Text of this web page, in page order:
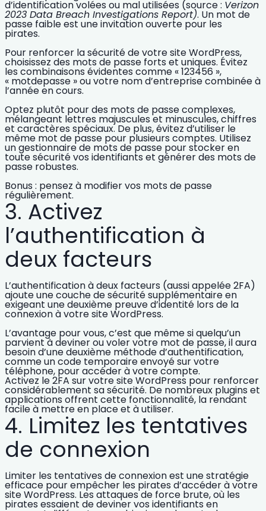
d’identification volées ou mal utilisées (source : Verizon
2023 Data Breach Investigations Report). Un mot de
passe faibleest une invitation ouverte pour les
pirates.
Pour renforcer la sécurité de votre site WordPress,
choisissez des mots de passe forts et uniques. Évitez
les combinaisons évidentes comme « 123456 »,
« motdepasse » ou votre nom d’entreprise combinée à
l’année en cours.
Optez plutôt pour des mots de passe complexes,
mélangeant lettres majuscules et minuscules, chiffres
et caractères spéciaux. De plus, évitez d’utiliser le
même mot de passe pour plusieurs comptes. Utilisez
ungestionnaire de mots de passe pour stocker en
toute sécurité vos identifiants et générer des mots de
passe robustes.
Bonus : pensez à modifier vos mots de passe
régulièrement.
3. Activez
l’authentification à
deux facteurs
L’authentification à deux facteurs (aussi appelée 2FA)
ajoute une couche de sécurité supplémentaire en
exigeant une deuxième preuve d’identité lors de la
connexion à votre site WordPress.
L’avantage pour vous, c’est que même si quelqu’un
parvient à deviner ou voler votre mot de passe, il aura
besoin d’une deuxième méthode d’authentification,
comme un code temporaire envoyé sur votre
téléphone, pour accéder à votre compte.
Activez le 2FA sur votre site WordPress pour renforcer
considérablement sa sécurité. De nombreux plugins et
applications offrent cette fonctionnalité, la rendant
facile à mettre en place et à utiliser.
4. Limitez les tentatives
de connexion
Limiter les tentatives de connexion est une stratégie
efficace pour empêcher les pirates d’accéder à votre
site WordPress. Les attaques de force brute, où les
pirates essaient de deviner vos identifiants en